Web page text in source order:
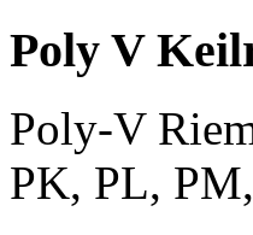
Poly V
Poly-V
PK, PL,